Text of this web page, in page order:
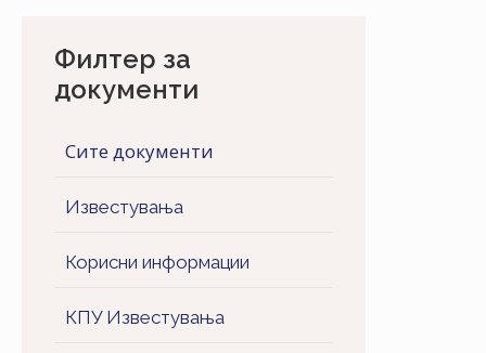
Филтер за
документи
Сите документи
Известувања
Корисни информации
КПУ Известувања